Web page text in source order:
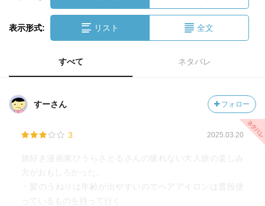
表示形式: リスト 全文
すべて ネタバレ
すーさん フォロー
3 2025.03.20
旅好き漫画家ひうらさとるさんの疲れない大人旅の楽しみ
方がおもしろかった。
・髪のうねりは年齢が出やすいのでヘアアイロンは普段使
っているものを持って行く